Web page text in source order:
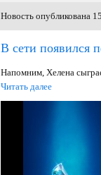
Новость опубликована
В сети появился
Напомним, Хелена
Читать далее